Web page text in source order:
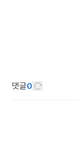
댓글0